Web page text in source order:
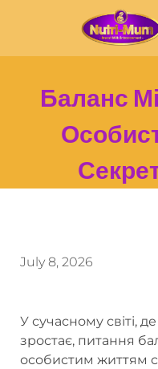
Баланс
July 8, 2026
У сучасному світі,
зростає, питання
особистим життям